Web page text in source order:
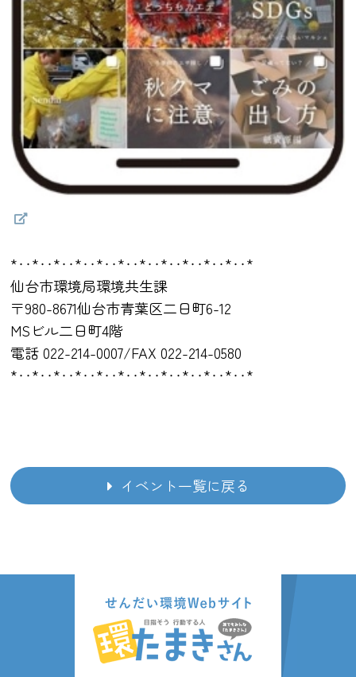
*‥*‥*‥*‥*‥*‥*‥*‥*‥*‥*‥*
仙台市環境局環境共生課
〒980-8671仙台市青葉区二日町6-12
MSビル二日町4階
電話 022-214-0007/FAX 022-214-0580
*‥*‥*‥*‥*‥*‥*‥*‥*‥*‥*‥*
イベント一覧に戻る